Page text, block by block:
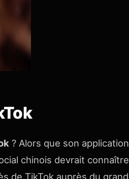
? Alors que son application
chinois devrait connaître
de TikTok auprès du grand